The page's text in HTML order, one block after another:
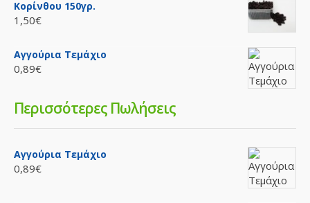
Κορίνθου 150γρ.
1,50€
Αγγούρια Τεμάχιο
0,89€
Περισσότερες Πωλήσεις
Αγγούρια Τεμάχιο
0,89€